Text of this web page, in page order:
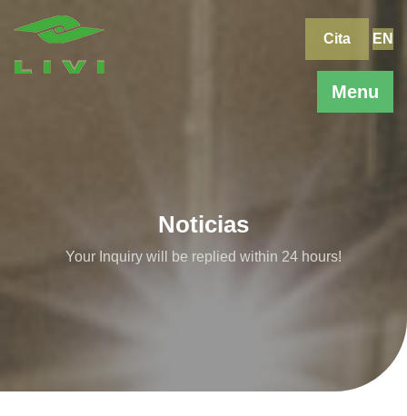
Menu
Cita EN
Noticias
Your Inquiry will be replied within 24 hours!